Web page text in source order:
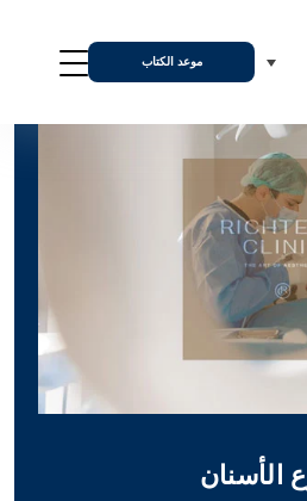
موعد الكتاب
الأسنان